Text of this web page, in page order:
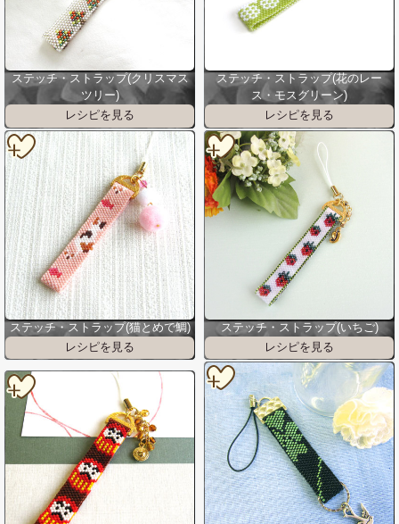
ステッチ・ストラップ(クリスマス
ツリー)
ステッチ・ストラップ(花のレー
ス・モスグリーン)
ステッチ・ストラップ(猫とめで鯛) ステッチ・ストラップ(いちご)